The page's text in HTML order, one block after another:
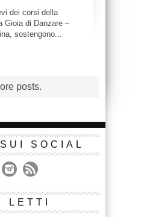
dei corsi della
Gioia di Danzare –
sostengono...
LETTI
anno 2026 Scuola di Danza
sabato 30 maggio il Gran
– con scuole, coreografi e